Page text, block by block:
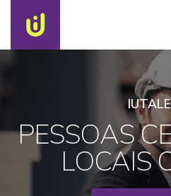
PESSOAS
LOCAIS